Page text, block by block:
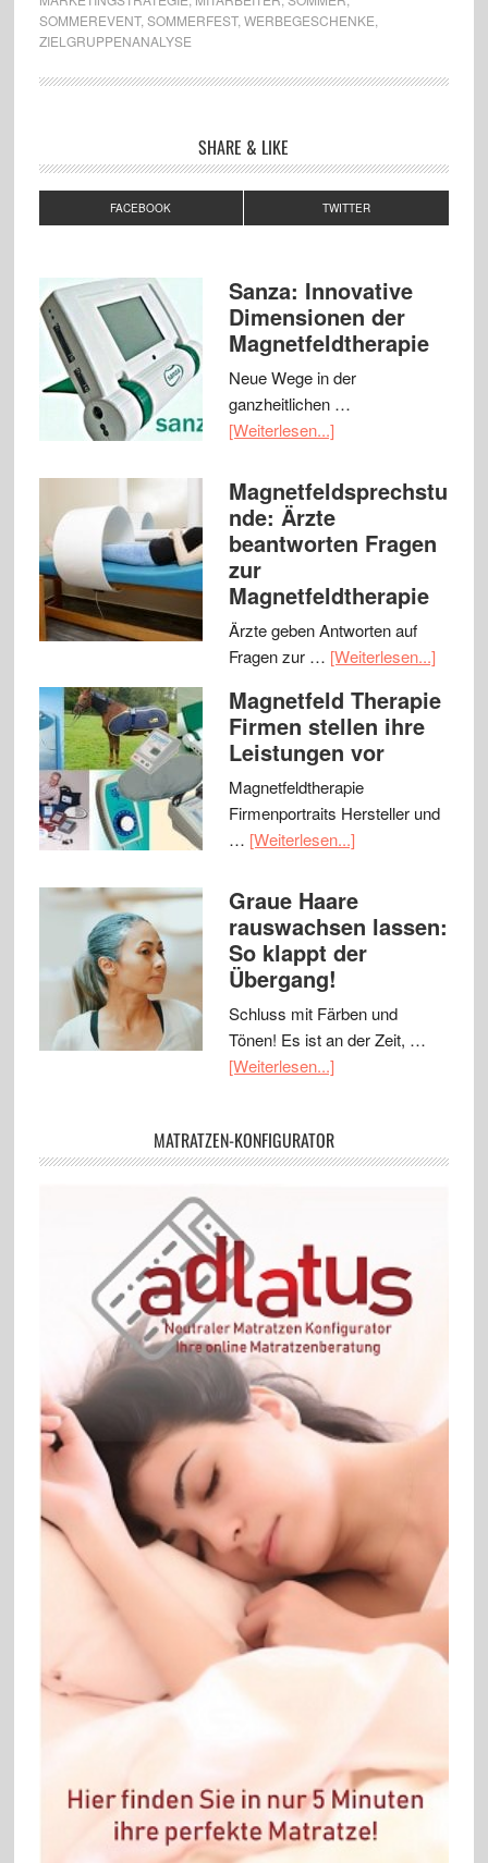
SOMMEREVENT, SOMMERFEST, WERBEGESCHENKE
ZIELGRUPPENANALYSE
SHARE & LIKE
FACEBOOK TWITTER
Sanza: Innovative
Dimensionen der
Magnetfeldtherapie
Neue Wege in der
ganzheitlichen …
[Weiterlesen...]
Magnetfeldsprechstu
nde: Ärzte
beantworten Fragen
zur
Magnetfeldtherapie
Ärzte geben Antworten auf
Fragen zur … [Weiterlesen...]
Magnetfeld Therapie
Firmen stellen ihre
Leistungen vor
Magnetfeldtherapie
Firmenportraits Hersteller und
… [Weiterlesen...]
Graue Haare
rauswachsen lassen:
So klappt der
Übergang!
Schluss mit Färben und
Tönen! Es ist an der Zeit, …
[Weiterlesen...]
MATRATZEN-KONFIGURATOR